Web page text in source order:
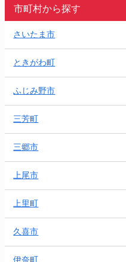
市町村から探す
さいたま市
ときがわ町
ふじみ野市
三芳町
三郷市
上尾市
上里町
久喜市
伊奈町